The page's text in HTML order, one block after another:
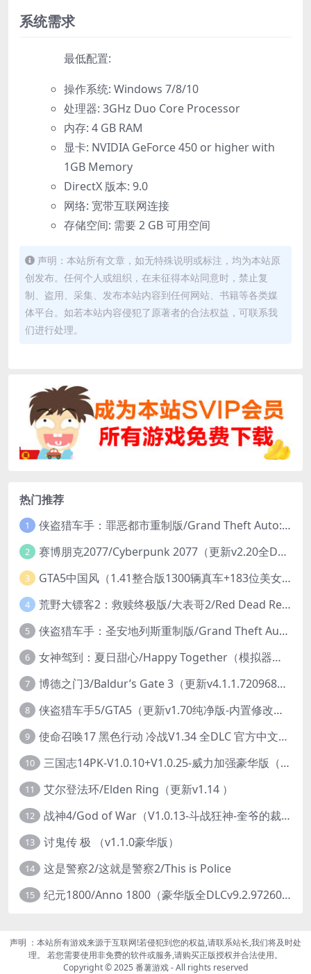
系统需求
最低配置:
操作系统: Windows 7/8/10
处理器: 3GHz Duo Core Processor
内存: 4 GB RAM
显卡: NVIDIA GeForce 450 or higher with
1GB Memory
DirectX 版本: 9.0
网络: 宽带互联网连接
存储空间: 需要 2 GB 可用空间
声明：本站所有文章，如无特殊说明或标注，均为本站原
创发布。任何个人或组织，在未征得本站同意时，禁止复
制、盗用、采集、发布本站内容到任何网站、书籍等各类媒
体平台。如若本站内容侵犯了原著者的合法权益，可联系我
们进行处理。
热门推荐
1 侠盗猎车手：罪恶都市重制版/Grand Theft Auto: Vice City – The Definitive Edition
2 赛博朋克2077/Cyberpunk 2077（更新v2.20全DLC）
3 GTA5中国风（1.41整合版1300辆真车+183位美女与英雄+200%存档）
4 荒野大镖客2：救赎终极版/大表哥2/Red Dead Redemption 2: Ultimate Edition（更新v1491.50终极版）
5 侠盗猎车手：圣安地列斯重制版/Grand Theft Auto: San Andreas – The Definitive Edition（更新v1.113.49697469）
6 女神驾到：夏日甜心/Happy Together（模拟器版-升级豪华终极珍藏版+全DLC）
7 博德之门3/Baldur’s Gate 3（更新v4.1.1.7209685）
8 侠盗猎车手5/GTA5（更新v1.70纯净版-内置修改器+通关存档）
9 使命召唤17 黑色行动 冷战V1.34 全DLC 官方中文版COD17
10 三国志14PK-V1.0.10+V1.0.25-威力加强豪华版（武将面容套装-全DLC+季票+特典+中文语音+编辑修改器）
11 艾尔登法环/Elden Ring（更新v1.14 ）
12 战神4/God of War（V1.0.13-斗战狂神-奎爷的裁决+全DLC）
13 讨鬼传 极 （v1.1.0豪华版）
14 这是警察2/这就是警察2/This is Police
15 纪元1800/Anno 1800（豪华版全DLCv9.2.972600）
声明 ：本站所有游戏来源于互联网!若侵犯到您的权益,请联系站长,我们将及时处
理。 若您需要使用非免费的软件或服务,请购买正版授权并合法使用。
Copyright © 2025 番薯游戏 - All rights reserved